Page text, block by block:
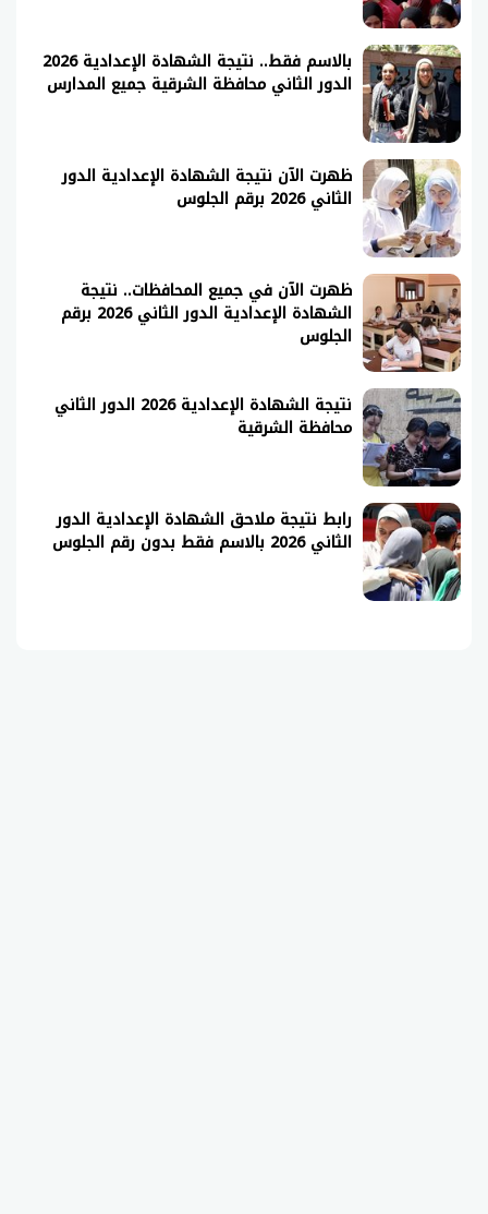
بالاسم فقط.. نتيجة الشهادة الإعدادية 2026
الدور الثاني محافظة الشرقية جميع المدارس
ظهرت الآن نتيجة الشهادة الإعدادية الدور
الثاني 2026 برقم الجلوس
ظهرت الآن في جميع المحافظات.. نتيجة
الشهادة الإعدادية الدور الثاني 2026 برقم
الجلوس
نتيجة الشهادة الإعدادية 2026 الدور الثاني
محافظة الشرقية
رابط نتيجة ملاحق الشهادة الإعدادية الدور
الثاني 2026 بالاسم فقط بدون رقم الجلوس